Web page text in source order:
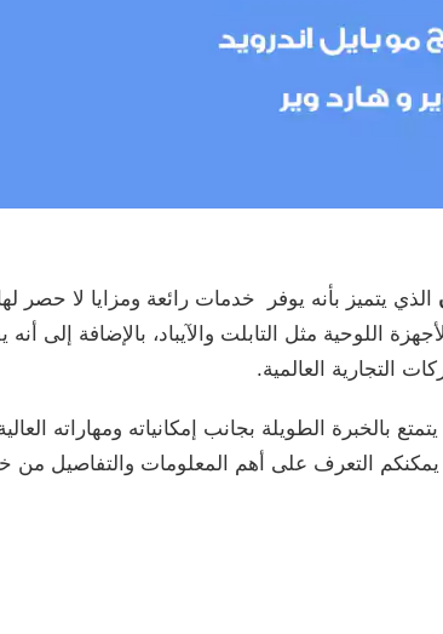
الذي يتميز بأنه يوفر خدمات رائعة ومزايا لا حصر
اللوحية مثل التابلت والآيباد، بالإضافة إلى
التجارية العالمية.
يتمتع بالخبرة الطويلة بجانب إمكانياته ومهاراته
يمكنكم التعرف على أهم المعلومات والتفاصيل